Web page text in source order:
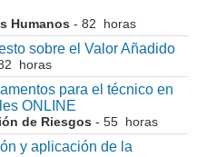
Humanos - 82 horas
sobre el Valor Añadido
horas
para el técnico en
ONLINE
de Riesgos - 55 horas
y aplicación de la